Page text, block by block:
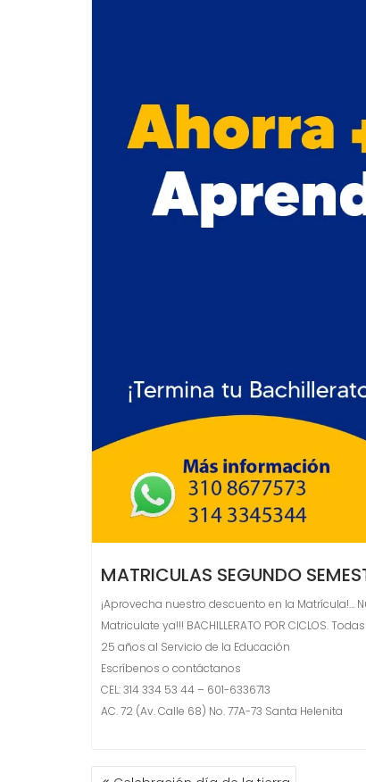
MATRICULAS SEGUNDO
¡Aprovecha nuestro descuento en la Matrícula!…
Matriculate ya!!! BACHILLERATO POR CICLOS.
25 años al Servicio de la Educación
Escríbenos o contáctanos
CEL: 314 334 53 44 – 601-6336713
AC. 72 (Av. Calle 68) No. 77A-73 Santa Helenita